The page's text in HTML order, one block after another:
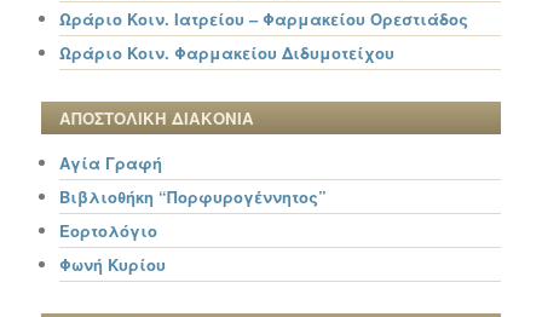
Ωράριο Κοιν. Ιατρείου – Φαρμακείου Ορεστιάδος
Ωράριο Κοιν. Φαρμακείου Διδυμοτείχου
ΑΠΟΣΤΟΛΙΚΗ ΔΙΑΚΟΝΙΑ
Αγία Γραφή
Βιβλιοθήκη “Πορφυρογέννητος”
Εορτολόγιο
Φωνή Κυρίου